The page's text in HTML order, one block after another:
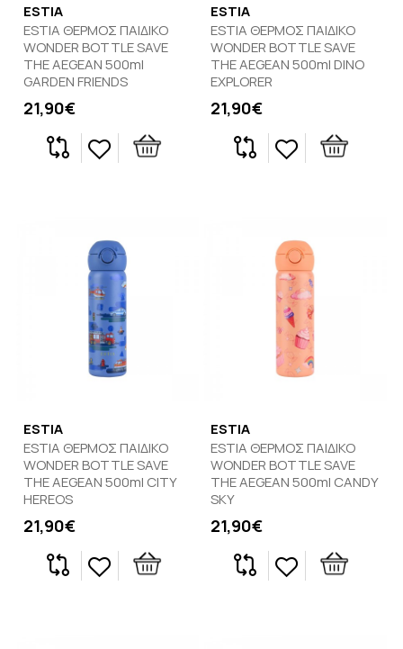
ESTIA
ESTIA ΘΕΡΜΟΣ ΠΑΙΔΙΚΟ
WONDER BOTTLE SAVE
THE AEGEAN 500ml
GARDEN FRIENDS
21,90€
ESTIA
ESTIA ΘΕΡΜΟΣ ΠΑΙΔΙΚΟ
WONDER BOTTLE SAVE
THE AEGEAN 500ml DINO
EXPLORER
21,90€
ESTIA
ESTIA ΘΕΡΜΟΣ ΠΑΙΔΙΚΟ
WONDER BOTTLE SAVE
THE AEGEAN 500ml CITY
HEREOS
21,90€
ESTIA
ESTIA ΘΕΡΜΟΣ ΠΑΙΔΙΚΟ
WONDER BOTTLE SAVE
THE AEGEAN 500ml CANDY
SKY
21,90€